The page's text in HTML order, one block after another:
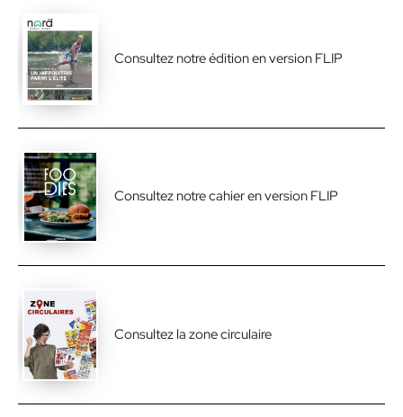
Consultez notre édition en version FLIP
Consultez notre cahier en version FLIP
Consultez la zone circulaire